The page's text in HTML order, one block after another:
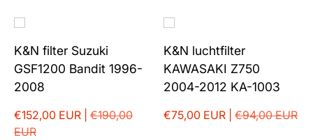
K&N filter Suzuki
GSF1200 Bandit 1996-
2008
€152,00 EUR | €190,00
EUR
K&N luchtfilter
KAWASAKI Z750
2004-2012 KA-1003
€75,00 EUR | €94,00 EUR